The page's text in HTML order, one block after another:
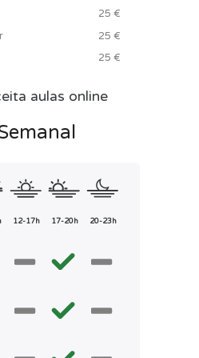
25 €
25 €
25 €
aulas online
12-17h 17-20h 20-23h